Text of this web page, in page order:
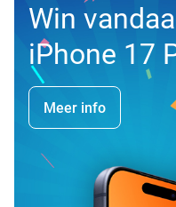
Win
iPhone 17
Meer info